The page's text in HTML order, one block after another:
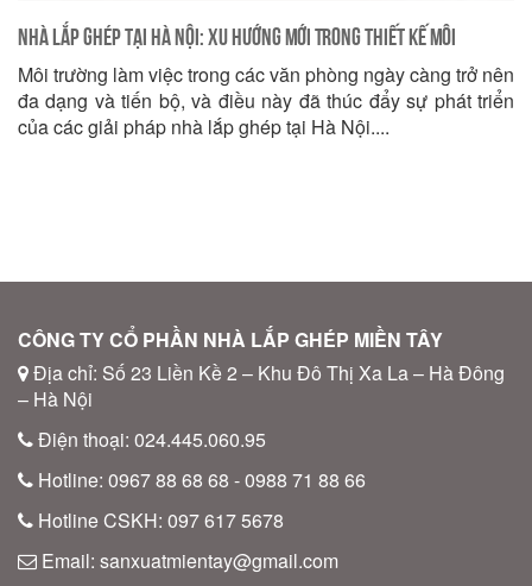
Nhà Lắp Ghép Tại Hà Nội: Xu Hướng Mới Trong Thiết Kế Môi
Trường Làm Việc
Môi trường làm việc trong các văn phòng ngày càng trở nên
đa dạng và tiến bộ, và điều này đã thúc đẩy sự phát triển
của các giải pháp nhà lắp ghép tại Hà Nội....
CÔNG TY CỔ PHẦN NHÀ LẮP GHÉP MIỀN TÂY
Địa chỉ: Số 23 Liền Kề 2 – Khu Đô Thị Xa La – Hà Đông
– Hà Nội
Điện thoại: 024.445.060.95
Hotline: 0967 88 68 68 - 0988 71 88 66
Hotline CSKH: 097 617 5678
Email: sanxuatmientay@gmail.com